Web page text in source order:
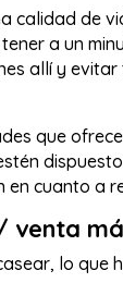
calidad de
a un
allí y
que
cuanto a
venta
lo que